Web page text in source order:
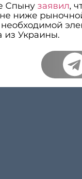
Спыну заявил,
ниже
из Украины.